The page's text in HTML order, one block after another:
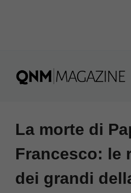
La morte di
Francesco: le
dei grandi